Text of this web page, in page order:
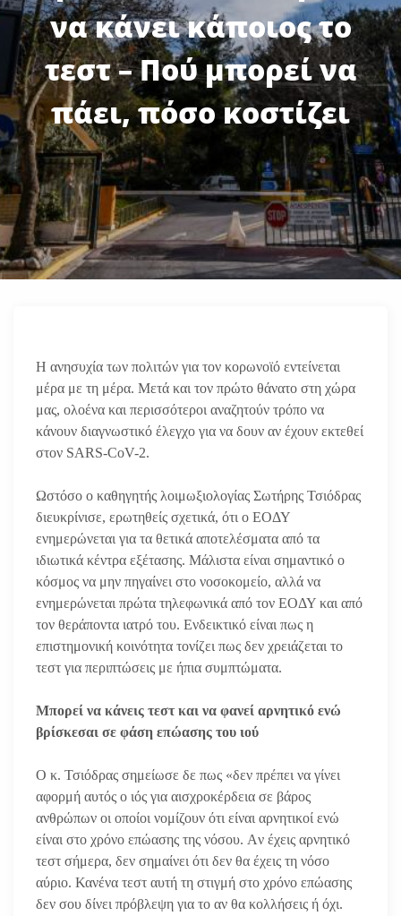
να κάνει κάποιος το
τεστ – Πού μπορεί να
πάει, πόσο κοστίζει
Η ανησυχία των πολιτών για τον κορωνοϊό εντείνεται
μέρα με τη μέρα. Μετά και τον πρώτο θάνατο στη χώρα
μας, ολοένα και περισσότεροι αναζητούν τρόπο να
κάνουν διαγνωστικό έλεγχο για να δουν αν έχουν εκτεθεί
στον SARS-CoV-2.
Ωστόσο ο καθηγητής λοιμωξιολογίας Σωτήρης Τσιόδρας
διευκρίνισε, ερωτηθείς σχετικά, ότι ο ΕΟΔΥ
ενημερώνεται για τα θετικά αποτελέσματα από τα
ιδιωτικά κέντρα εξέτασης. Μάλιστα είναι σημαντικό ο
κόσμος να μην πηγαίνει στο νοσοκομείο, αλλά να
ενημερώνεται πρώτα τηλεφωνικά από τον ΕΟΔΥ και από
τον θεράποντα ιατρό του. Ενδεικτικό είναι πως η
επιστημονική κοινότητα τονίζει πως δεν χρειάζεται το
τεστ για περιπτώσεις με ήπια συμπτώματα.
Μπορεί να κάνεις τεστ και να φανεί αρνητικό ενώ
βρίσκεσαι σε φάση επώασης του ιού
Ο κ. Τσιόδρας σημείωσε δε πως «δεν πρέπει να γίνει
αφορμή αυτός ο ιός για αισχροκέρδεια σε βάρος
ανθρώπων οι οποίοι νομίζουν ότι είναι αρνητικοί ενώ
είναι στο χρόνο επώασης της νόσου. Aν έχεις αρνητικό
τεστ σήμερα, δεν σημαίνει ότι δεν θα έχεις τη νόσο
αύριο. Κανένα τεστ αυτή τη στιγμή στο χρόνο επώασης
δεν σου δίνει πρόβλεψη για το αν θα κολλήσεις ή όχι.